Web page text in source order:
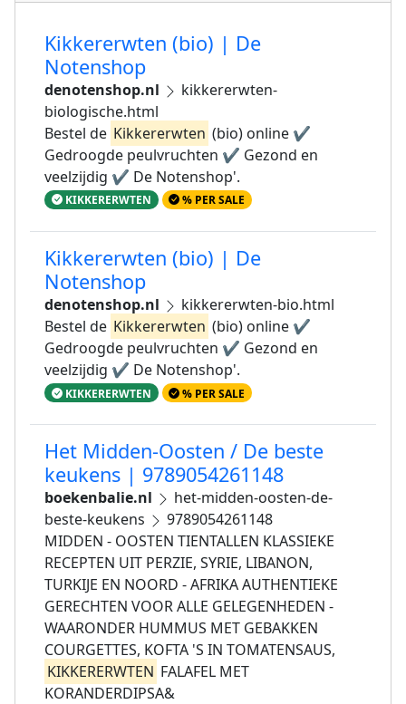
Kikkererwten (bio) | De
Notenshop
denotenshop.nl
kikkererwten-
biologische.html
Bestel de Kikkererwten (bio) online ✔
Gedroogde peulvruchten ✔ Gezond en
veelzijdig ✔ De Notenshop'.
KIKKERERWTEN % PER SALE
Kikkererwten (bio) | De
Notenshop
denotenshop.nl
kikkererwten-bio.html
Bestel de Kikkererwten (bio) online ✔
Gedroogde peulvruchten ✔ Gezond en
veelzijdig ✔ De Notenshop'.
KIKKERERWTEN % PER SALE
Het Midden-Oosten / De beste
keukens | 9789054261148
boekenbalie.nl
het-midden-oosten-de-
beste-keukens
9789054261148
MIDDEN - OOSTEN TIENTALLEN KLASSIEKE
RECEPTEN UIT PERZIE, SYRIE, LIBANON,
TURKIJE EN NOORD - AFRIKA AUTHENTIEKE
GERECHTEN VOOR ALLE GELEGENHEDEN -
WAARONDER HUMMUS MET GEBAKKEN
COURGETTES, KOFTA 'S IN TOMATENSAUS,
KIKKERERWTEN FALAFEL MET
KORANDERDIPSA&